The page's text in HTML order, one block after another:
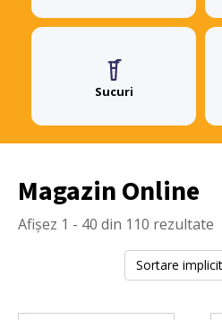
Sucuri
Magazin Online
Afișez 1 - 40 din 110 rezultate